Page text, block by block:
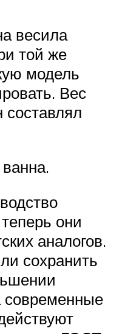
весила
той же
модель
Вес
они
аналогов.
сохранить